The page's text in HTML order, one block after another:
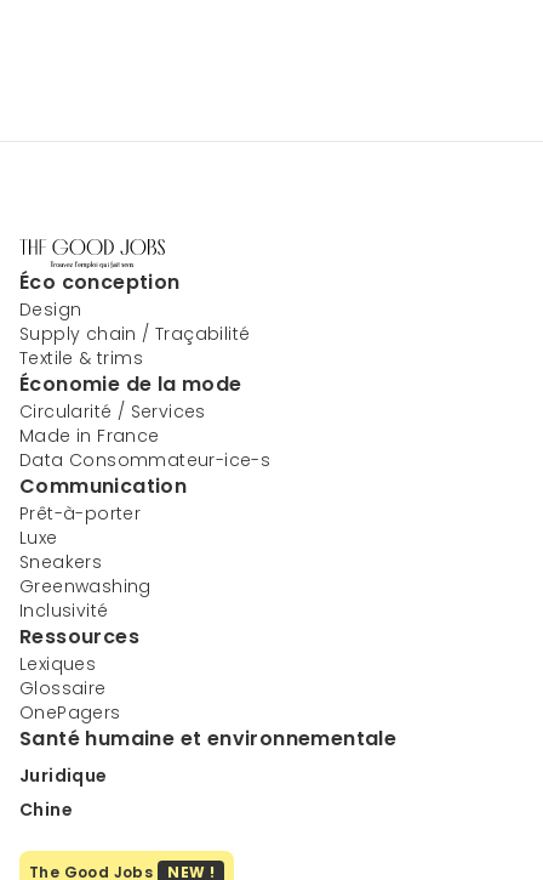
Éco conception
Design
Supply chain / Traçabilité
Textile & trims
Économie de la mode
Circularité / Services
Made in France
Data Consommateur-ice-s
Communication
Prêt-à-porter
Luxe
Sneakers
Greenwashing
Inclusivité
Ressources
Lexiques
Glossaire
OnePagers
Santé humaine et environnementale
Juridique
Chine
The Good Jobs NEW !